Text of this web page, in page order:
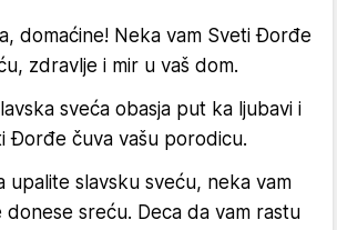
domaćine! Neka vam Sveti Đorđe
zdravlje i mir u vaš dom.
sveća obasja put ka ljubavi i
Đorđe čuva vašu porodicu.
upalite slavsku sveću, neka vam
sreću. Deca da vam rastu